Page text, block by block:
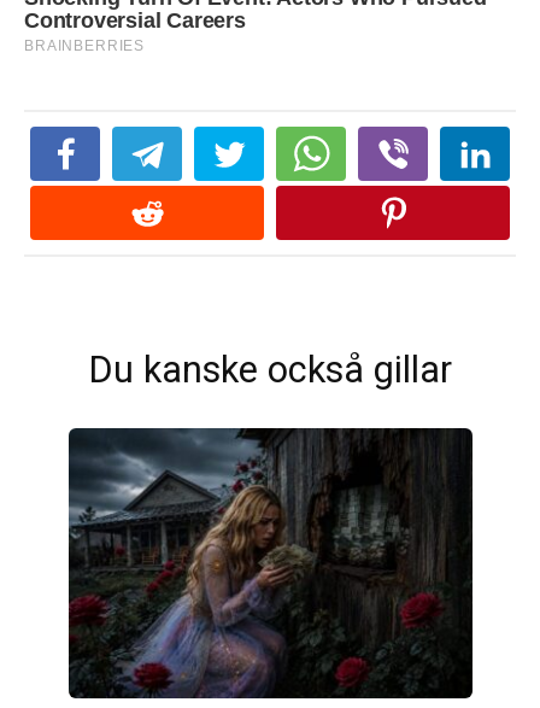
Du kanske också gillar